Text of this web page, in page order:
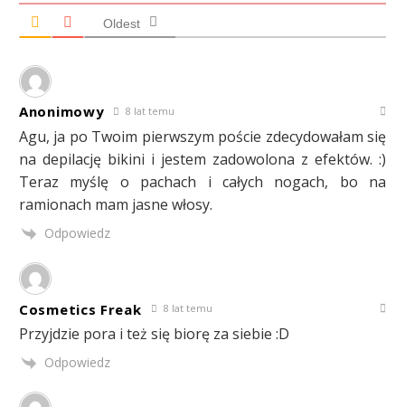
Oldest
Anonimowy 8 lat temu
Agu, ja po Twoim pierwszym poście zdecydowałam się
na depilację bikini i jestem zadowolona z efektów. :)
Teraz myślę o pachach i całych nogach, bo na
ramionach mam jasne włosy.
Odpowiedz
Cosmetics Freak 8 lat temu
Przyjdzie pora i też się biorę za siebie :D
Odpowiedz